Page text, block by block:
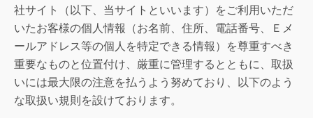
社サイト（以下、当サイトといいます）をご利用いただ
いたお客様の個人情報（お名前、住所、電話番号、Ｅメ
ールアドレス等の個人を特定できる情報）を尊重すべき
重要なものと位置付け、厳重に管理するとともに、取扱
いには最大限の注意を払うよう努めており、以下のよう
な取扱い規則を設けております。